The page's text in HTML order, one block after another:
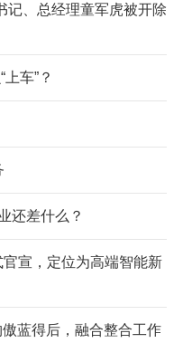
记、总经理童军虎被开除
车”？
还差什么？
官宣，定位为高端智能新
蓝得后，融合整合工作